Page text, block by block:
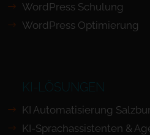
WordPress Schulung
WordPress Optimierung
KI-LÖSUNGEN
KI Automatisierung
KI-Sprachassistenten &